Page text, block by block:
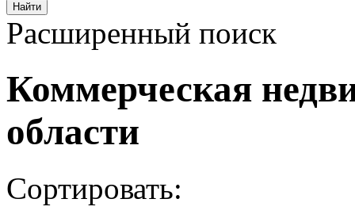
Найти
Расширенный поиск
Коммерческая
области
Сортировать: